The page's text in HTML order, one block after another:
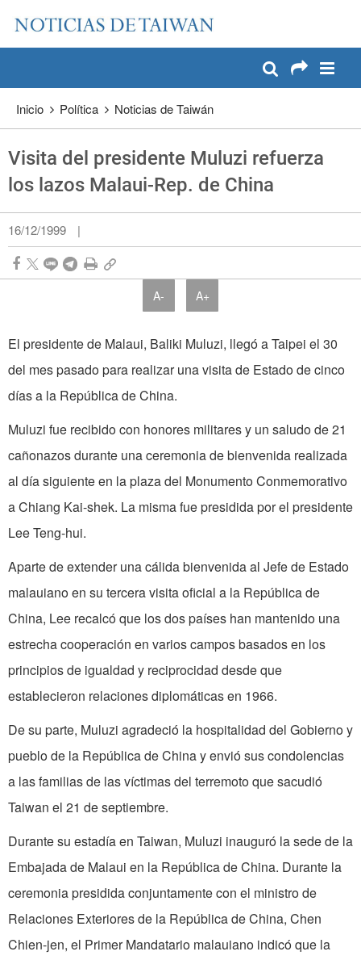
Pase a contenido principal
Inicio Política Noticias de Taiwán
Visita del presidente Muluzi refuerza
los lazos Malaui-Rep. de China
16/12/1999 |
A- A+
El presidente de Malaui, Baliki Muluzi, llegó a Taipei el 30
del mes pasado para realizar una visita de Estado de cinco
días a la República de China.
Muluzi fue recibido con honores militares y un saludo de 21
cañonazos durante una ceremonia de bienvenida realizada
al día siguiente en la plaza del Monumento Conmemorativo
a Chiang Kai-shek. La misma fue presidida por el presidente
Lee Teng-hui.
Aparte de extender una cálida bienvenida al Jefe de Estado
malauiano en su tercera visita oficial a la República de
China, Lee recalcó que los dos países han mantenido una
estrecha cooperación en varios campos basados en los
principios de igualdad y reciprocidad desde que
establecieron relaciones diplomáticas en 1966.
De su parte, Muluzi agradeció la hospitalidad del Gobierno y
pueblo de la República de China y envió sus condolencias
a las familias de las víctimas del terremoto que sacudió
Taiwan el 21 de septiembre.
Durante su estadía en Taiwan, Muluzi inauguró la sede de la
Embajada de Malaui en la República de China. Durante la
ceremonia presidida conjuntamente con el ministro de
Relaciones Exteriores de la República de China, Chen
Chien-jen, el Primer Mandatario malauiano indicó que la